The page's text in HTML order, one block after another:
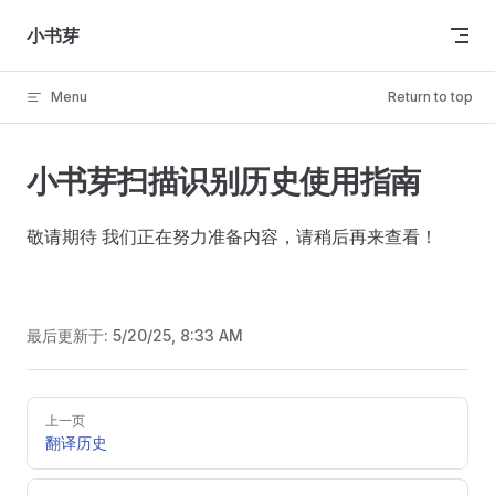
Skip to content
小书芽
Menu Return to top
小书芽扫描识别历史使用指南
敬请期待 我们正在努力准备内容，请稍后再来查看！
最后更新于: 5/20/25, 8:33 AM
Pager
上一页
翻译历史